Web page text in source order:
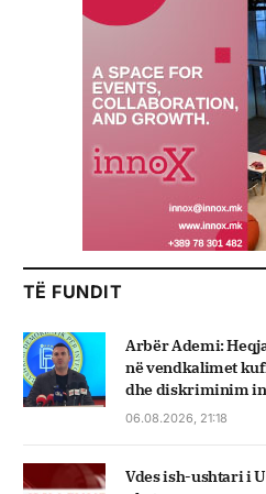
TË FUNDIT
Arbër Ademi:
në vendkalimet
dhe diskriminim
06.08.2026, 21:18
Vdes ish-ushtari i